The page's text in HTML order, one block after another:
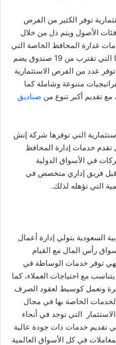
توفر الكثير من الفرص
فئات الأصول ويتم ذل من خلال
غدارة المحافظ الخاصة التي
تقوم بتغطية مجموعة من صناديقنا التي تقترب من 19 صندوق يضم
عدد من الفرص الاستثمارية
متنوعة وشاملة كما
تقديم أكبر تنوع من صناديق
التي توفرها شركة إتش
خدمات إدارة المحافظ
في الأسواق الدولية
قبل فريق إداري متخصص في
التي تؤهله لذلك.
بتولي إدارة أعمال
رأس المال مع القيام
فهي توفر خدمات الوساطة في
مع احتياجات العملاء، كما
وتعمل كوسيط لعقود الصرف
الخدمات الخاصة بها في مجال
التي توجد في أنحاء
تقديم خدمات ذات جودة عالية
في كل الأسواق العالمية